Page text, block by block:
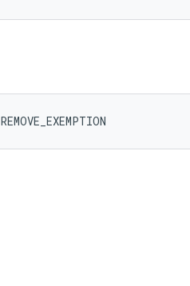
REMOVE_EXEMPTION